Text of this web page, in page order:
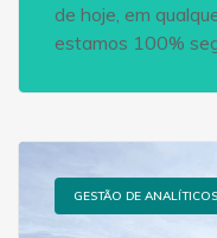
de hoje, em
estamos 100%
GESTÃO DE ANALÍTICOS